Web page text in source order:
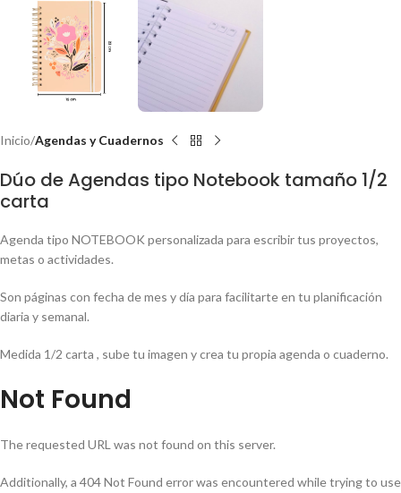
Inicio Agendas y Cuadernos
Dúo de Agendas tipo Notebook tamaño 1/2
carta
Agenda tipo NOTEBOOK personalizada para escribir tus proyectos,
metas o actividades.
Son páginas con fecha de mes y día para facilitarte en tu planificación
diaria y semanal.
Medida 1/2 carta , sube tu imagen y crea tu propia agenda o cuaderno.
Not Found
The requested URL was not found on this server.
Additionally, a 404 Not Found error was encountered while trying to use